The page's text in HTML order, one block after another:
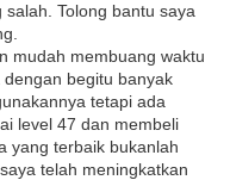
Tolong bantu saya
mudah membuang waktu
begitu banyak
tetapi ada
level 47 dan membeli
yang terbaik bukanlah
telah meningkatkan